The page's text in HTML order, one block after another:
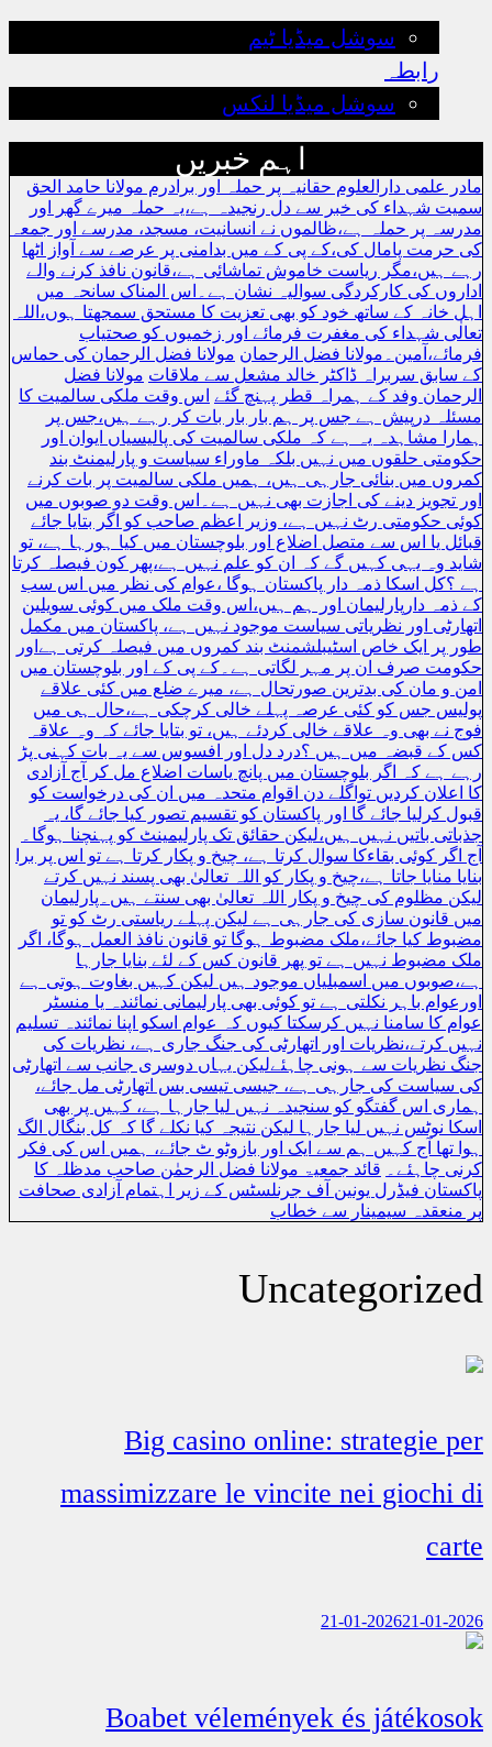
سوشل میڈیا ٹیم
رابطہ
سوشل میڈیا لنکس
اہم خبریں
مادر علمی دارالعلوم حقانیہ پر حملہ اور برادرم مولانا حامد الحق
سمیت شہداء کی خبر سے دل رنجیدہ ہے،یہ حملہ میرے گھر اور
مدرسہ پر حملہ ہے،ظالموں نے انسانیت، مسجد، مدرسے اور جمعہ
کی حرمت پامال کی،کے پی کے میں بدامنی پر عرصے سے آواز اٹھا
رہے ہیں،مگر ریاست خاموش تماشائی ہے،قانون نافذ کرنے والے
اداروں کی کارکردگی سوالیہ نشان ہے۔اس المناک سانحہ میں
اہل خانہ کے ساتھ خود کو بھی تعزیت کا مستحق سمجھتا ہوں،اللہ
تعالٰی شہداء کی مغفرت فرمائے اور زخمیوں کو صحتیاب
فرمائے،آمین۔مولانا فضل الرحمان مولانا فضل الرحمان کی حماس
کے سابق سربراہ ڈاکٹر خالد مشعل سے ملاقات مولانا فضل
الرحمان وفد کے ہمراہ قطر پہنچ گئے اس وقت ملکی سالمیت کا
مسئلہ درپیش ہے جس پر ہم بار بار بات کر رہے ہیں،جس پر
ہمارا مشاہدہ یہ ہے کہ ملکی سالمیت کی پالیسیاں ایوان اور
حکومتی حلقوں میں نہیں بلکہ ماوراء سیاست و پارلیمنٹ بند
کمروں میں بنائی جارہی ہیں، ہمیں ملکی سالمیت پر بات کرنے
اور تجویز دینے کی اجازت بھی نہیں ہے۔اس وقت دو صوبوں میں
کوئی حکومتی رٹ نہیں ہے، وزیر اعظم صاحب کو اگر بتایا جائے
قبائل یا اس سے متصل اضلاع اور بلوچستان میں کیا ہورہا ہے، تو
شاید وہ یہی کہیں گے کہ ان کو علم نہیں ہے،پھر کون فیصلہ کرتا
ہے ؟کل اسکا ذمہ دار پاکستان ہوگا ،عوام کی نظر میں اس سب
کے ذمہ دارپارلیمان اور ہم ہیں،اس وقت ملک میں کوئی سویلین
اتھارٹی اور نظریاتی سیاست موجود نہیں ہے، پاکستان میں مکمل
طور پر ایک خاص اسٹیبلشمنٹ بند کمروں میں فیصلہ کرتی ہےاور
حکومت صرف ان پر مہر لگاتی ہے۔کے پی کے اور بلوچستان میں
امن و مان کی بدترین صورتحال ہے، میرے ضلع میں کئی علاقے
پولیس جس کو کئی عرصہ پہلے خالی کرچکی ہے،حال ہی میں
فوج نے بھی وہ علاقے خالی کردئے ہیں، تو بتایا جائے کہ وہ علاقہ
کس کے قبضہ میں ہیں ؟درد دل اور افسوس سے یہ بات کہنی پڑ
رہے ہے کہ اگر بلوچستان میں پانچ یاسات اضلاع مل کر آج آزادی
کا اعلان کردیں تواگلے دن اقوام متحدہ میں ان کی درخواست کو
قبول کرلیا جائے گا اور پاکستان کو تقسیم تصور کیا جائے گا، یہ
جذباتی باتیں نہیں ہیں،لیکن حقائق تک پارلیمینٹ کو پہنچنا ہوگا۔
آج اگر کوئی بقاءکا سوال کرتا ہے، چیخ و پکار کرتا ہے تو اس پر برا
بنایا منایا جاتا ہے،چیخ و پکار کو اللہ تعالیٰ بھی پسند نہیں کرتے
لیکن مظلوم کی چیخ و پکار اللہ تعالیٰ بھی سنتے ہیں۔پارلیمان
میں قانون سازی کی جارہی ہے لیکن پہلے ریاستی رٹ کو تو
مضبوط کیا جائے،ملک مضبوط ہوگا تو قانون نافذ العمل ہوگا، اگر
ملک مضبوط نہیں ہے تو پھر قانون کس کے لئے بنایا جارہا
ہے،صوبوں میں اسمبلیاں موجود ہیں لیکن کہیں بغاوت ہوتی ہے
اورعوام باہر نکلتی ہے تو کوئی بھی پارلیمانی نمائندہ یا منسٹر
عوام کا سامنا نہیں کرسکتا کیوں کہ عوام اسکو اپنا نمائندہ تسلیم
نہیں کرتے،نظریات اور اتھارٹی کی جنگ جاری ہے، نظریات کی
جنگ نظریات سے ہونی چاہئےلیکن یہاں دوسری جانب سے اتھارٹی
کی سیاست کی جارہی ہے، جیسی تیسی بس اتھارٹی مل جائے،
ہماری اس گفتگو کو سنجیدہ نہیں لیا جارہا ہے، کہیں پر بھی
اسکا نوٹس نہیں لیا جارہا لیکن نتیجہ کیا نکلے گا کہ کل بنگال الگ
ہوا تھا آج کہیں ہم سے ایک اور بازوٹو ٹ جائے، ہمیں اس کی فکر
کرنی چاہئے۔
قائد جمعیۃ مولانا فضل الرحمٰن صاحب مدظلہ کا
پاکستان فیڈرل یونین آف جرنلسٹس کے زیر اہتمام آزادی صحافت
پر منعقدہ سیمینار سے خطاب
Uncategorized
Big casino online: strategie per
massimizzare le vincite nei giochi di
carte
21-01-202621-01-2026
Boabet vélemények és játékosok